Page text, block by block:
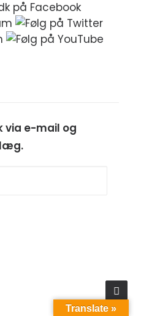
via e-mail og
Translate »